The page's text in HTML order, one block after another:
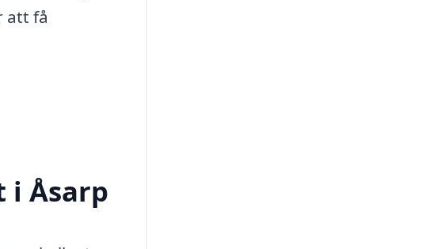
att få
i Åsarp